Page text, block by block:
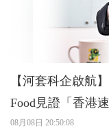
【河套科企啟航】
Food見證「香港速度」 納指生物科企落
灣區「細胞工廠」
08月08日 20:50:08